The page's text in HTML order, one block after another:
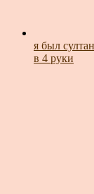
я был
в 4 руки